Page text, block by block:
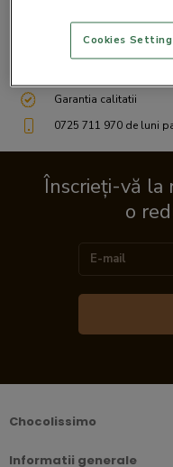
Livrare gratuita
Garantia calitatii
0725 711 970 de luni
Înscrieți-vă
o
Chocolissimo
Informatii generale
Cookies